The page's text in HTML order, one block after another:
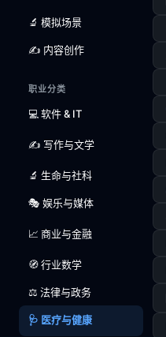
🔬 模拟场景
✍️ 内容创作
职业分类
💻 软件 & IT
✍️ 写作与文学
🔬 生命与社科
🎭 娱乐与媒体
📈 商业与金融
🧭 行业数学
⚖️ 法律与政务
🩺 医疗与健康